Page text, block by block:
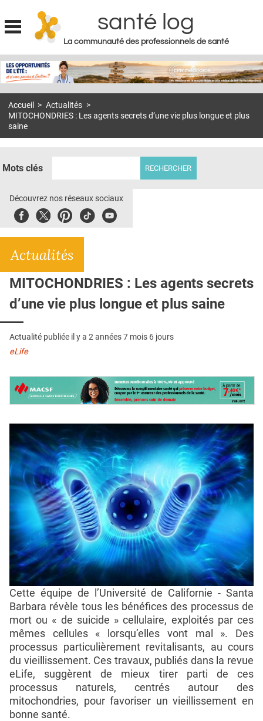
Jump to navigation
santé log
La communauté des professionnels de santé
MON COMPTE
S'ABONNER À LA REVUE SOIN À DOMICILE
E-REVUE SAD
THÉMA
CONTACT
Accueil > Actualités >
MITOCHONDRIES : Les agents secrets d’une vie plus longue et plus
saine
Mots clés
Découvrez nos réseaux sociaux
FacebookTwitterPinterest
TiktokYoubute
Actualités
MITOCHONDRIES : Les agents secrets
d’une vie plus longue et plus saine
Actualité publiée il y a 2 années 7 mois 6 jours
eLife
Cette équipe de l’Université de Californie - Santa
Barbara révèle tous les bénéfices des processus de
mort ou « de suicide » cellulaire, exploités par ces
mêmes cellules « lorsqu’elles vont mal ». Des
processus particulièrement revitalisants, au cours
du vieillissement. Ces travaux, publiés dans la revue
eLife, suggèrent de mieux tirer parti de ces
processus naturels, centrés autour des
mitochondries, pour favoriser un vieillissement en
bonne santé.